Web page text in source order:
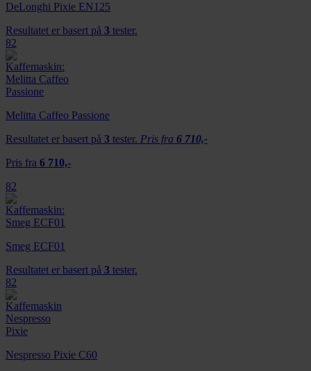
DeLonghi Pixie EN125
Resultatet er basert på 3 tester.
82
Melitta Caffeo Passione
Resultatet er basert på 3 tester. Pris fra 6 710,-
Pris fra 6 710,-
82
Smeg ECF01
Resultatet er basert på 3 tester.
82
Nespresso Pixie C60